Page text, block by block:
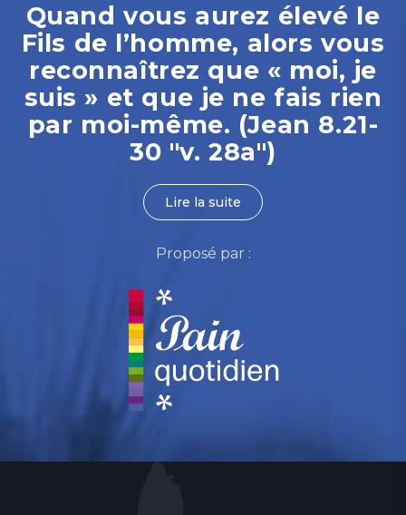
Quand vous aurez élevé le
Fils de l’homme, alors vous
reconnaîtrez que « moi, je
suis » et que je ne fais rien
par moi-même. (Jean 8.21-
30 "v. 28a")
Lire la suite
Proposé par :